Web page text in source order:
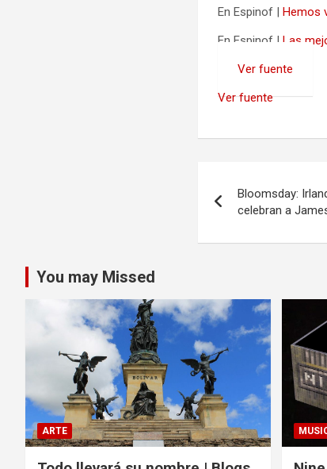
En Espinof |Hemos
En Espinof |Las
Ver fuente
Ver fuente
de
entradas
Bloomsday:
celebran a
You may Missed
ARTE